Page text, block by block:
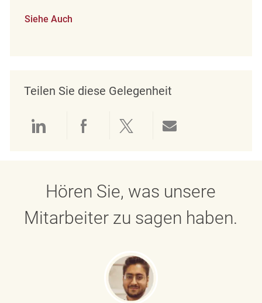
Siehe Auch
Teilen Sie diese Gelegenheit
Über LinkedIn teilen
Über Facebook teilen
Über Twitter teilen
Hören Sie, was unsere
Mitarbeiter zu sagen haben.